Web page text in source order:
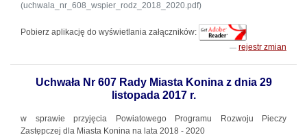
(uchwala_nr_608_wspier_rodz_2018_2020.pdf)
Pobierz aplikację do wyświetlania załączników:
rejestr zmian
Uchwała Nr 607 Rady Miasta Konina z dnia 29
listopada 2017 r.
w sprawie przyjęcia Powiatowego Programu Rozwoju Pieczy
Zastępczej dla Miasta Konina na lata 2018 - 2020